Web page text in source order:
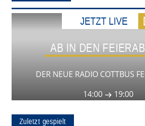
JETZT LIVE
AB IN DEN
DER NEUE RADIO COTTBUS
14:00
19:00
Zuletzt gespielt